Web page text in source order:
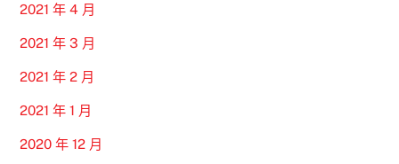
2021 年 4 月
2021 年 3 月
2021 年 2 月
2021 年 1 月
2020 年 12 月